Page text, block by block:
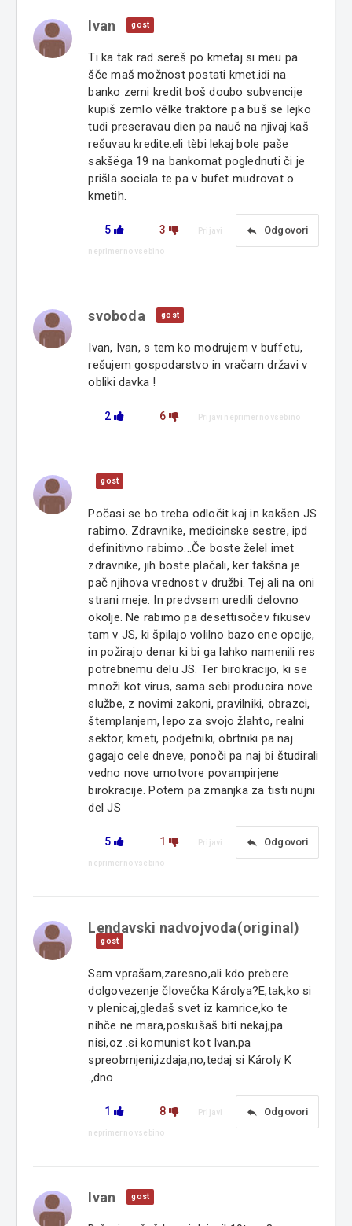
Ivan gost
Ti ka tak rad sereš po kmetaj si meu pa
šče maš možnost postati kmet.idi na
banko zemi kredit boš doubo subvencije
kupiš zemlo vêlke traktore pa buš se lejko
tudi preseravau dien pa nauč na njivaj kaš
rešuvau kredite.eli tèbi lekaj bole paše
sakšëga 19 na bankomat poglednuti či je
prišla sociala te pa v bufet mudrovat o
kmetih.
5 3 reply Odgovori
Prijavi
neprimerno vsebino
svoboda gost
Ivan, Ivan, s tem ko modrujem v buffetu,
rešujem gospodarstvo in vračam državi v
obliki davka !
2 6 Prijavi neprimerno vsebino
gost
Počasi se bo treba odločit kaj in kakšen JS
rabimo. Zdravnike, medicinske sestre, ipd
definitivno rabimo...Če boste želel imet
zdravnike, jih boste plačali, ker takšna je
pač njihova vrednost v družbi. Tej ali na oni
strani meje. In predvsem uredili delovno
okolje. Ne rabimo pa desettisočev fikusev
tam v JS, ki špilajo volilno bazo ene opcije,
in požirajo denar ki bi ga lahko namenili res
potrebnemu delu JS. Ter birokracijo, ki se
množi kot virus, sama sebi producira nove
službe, z novimi zakoni, pravilniki, obrazci,
štemplanjem, lepo za svojo žlahto, realni
sektor, kmeti, podjetniki, obrtniki pa naj
gagajo cele dneve, ponoči pa naj bi študirali
vedno nove umotvore povampirjene
birokracije. Potem pa zmanjka za tisti nujni
del JS
5 1 reply Odgovori
Prijavi
neprimerno vsebino
Lendavski nadvojvoda(original)
gost
Sam vprašam,zaresno,ali kdo prebere
dolgovezenje človečka Károlya?E,tak,ko si
v plenicaj,gledaš svet iz kamrice,ko te
nihče ne mara,poskušaš biti nekaj,pa
nisi,oz .si komunist kot Ivan,pa
spreobrnjeni,izdaja,no,tedaj si Károly K
.,dno.
1 8 reply Odgovori
Prijavi
neprimerno vsebino
Ivan gost